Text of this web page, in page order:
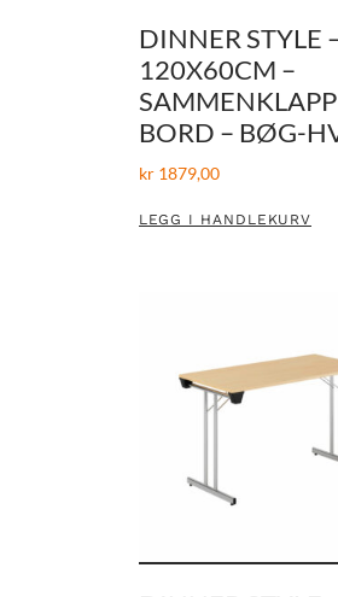
DINNER STYLE
120X60CM –
BORD – BØG-
kr1879,00
LEGG I HANDLEKURV